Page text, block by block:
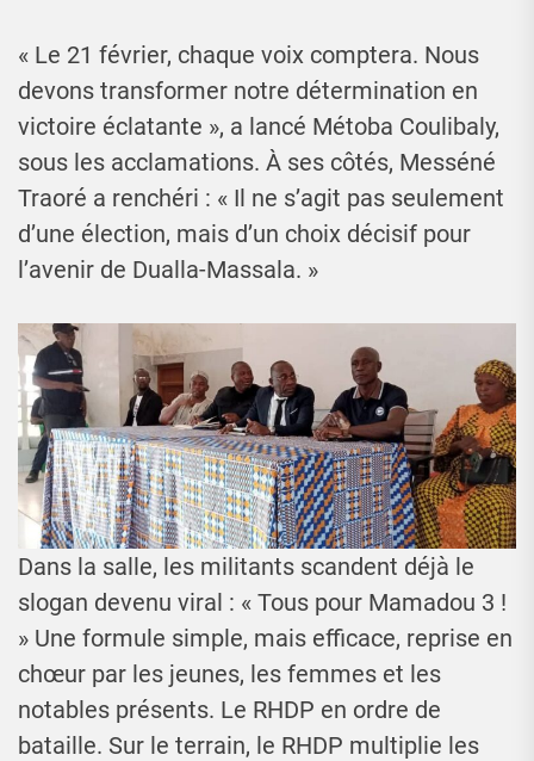
« Le 21 février, chaque voix comptera. Nous
devons transformer notre détermination en
victoire éclatante », a lancé Métoba Coulibaly,
sous les acclamations. À ses côtés, Messéné
Traoré a renchéri : « Il ne s’agit pas seulement
d’une élection, mais d’un choix décisif pour
l’avenir de Dualla-Massala. »
Dans la salle, les militants scandent déjà le
slogan devenu viral : « Tous pour Mamadou 3 !
» Une formule simple, mais efficace, reprise en
chœur par les jeunes, les femmes et les
notables présents. Le RHDP en ordre de
bataille. Sur le terrain, le RHDP multiplie les